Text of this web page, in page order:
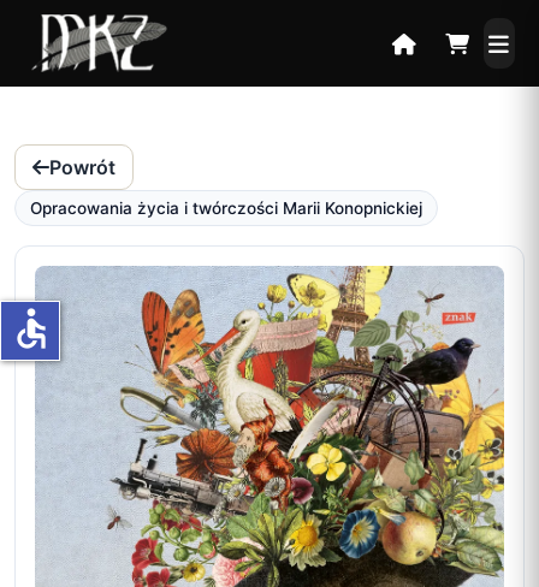
Powrót
Opracowania życia i twórczości Marii Konopnickiej
accessible